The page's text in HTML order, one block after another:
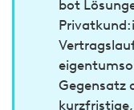
bot
Gegensatz